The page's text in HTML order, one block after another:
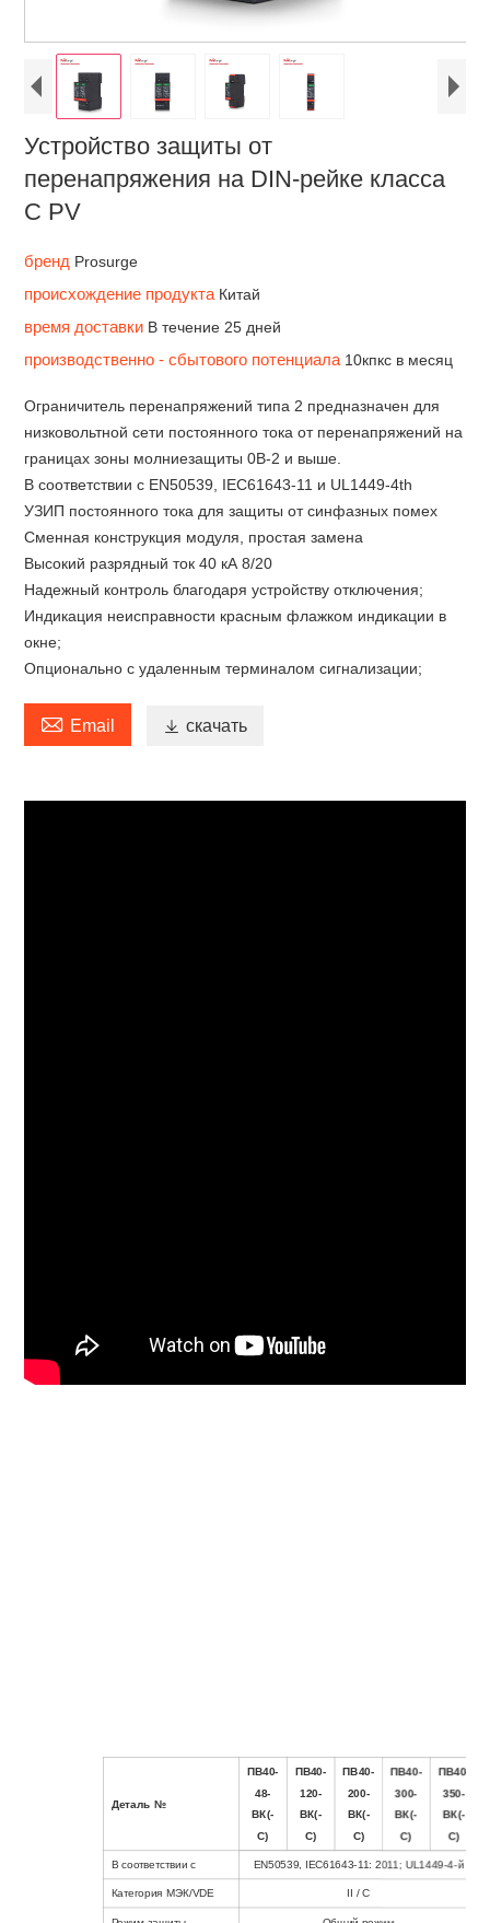
Устройство защиты от
перенапряжения на DIN-рейке класса
C PV
бренд Prosurge
происхождение продукта Китай
время доставки В течение 25 дней
производственно - сбытового потенциала 10кпкс в месяц
Ограничитель перенапряжений типа 2 предназначен для
низковольтной сети постоянного тока от перенапряжений на
границах зоны молниезащиты 0В-2 и выше.
В соответствии с EN50539, IEC61643-11 и UL1449-4th
УЗИП постоянного тока для защиты от синфазных помех
Сменная конструкция модуля, простая замена
Высокий разрядный ток 40 кА 8/20
Надежный контроль благодаря устройству отключения;
Индикация неисправности красным флажком индикации в
окне;
Опционально с удаленным терминалом сигнализации;
 Email  скачать
Деталь №
ПВ40-
48-
ВК(-
С)
ПВ40-
120-
ВК(-
С)
ПВ40-
200-
ВК(-
С)
ПВ40-
300-
ВК(-
С)
ПВ40-
350-
ВК(-
С)
В соответствии с EN50539, IEC61643-11: 2011; UL1449-4-й
Категория МЭК/VDE II / С